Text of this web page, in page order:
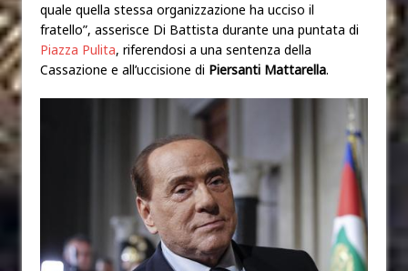
quale quella stessa organizzazione ha ucciso il
fratello”, asserisce Di Battista durante una puntata di
Piazza Pulita, riferendosi a una sentenza della
Cassazione e all’uccisione di Piersanti Mattarella.